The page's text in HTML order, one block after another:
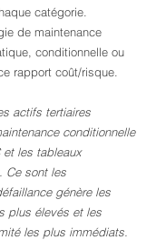
catégorie.
de maintenance
conditionnelle ou
rapport coût/risque.
actifs tertiaires
conditionnelle
et les tableaux
Ce sont les
génère les
plus élevés et les
les plus immédiats.